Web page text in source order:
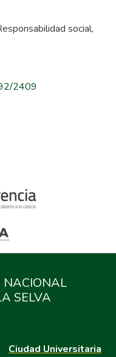
social,
2409
NACIONAL
SELVA
Ciudad Universitaria